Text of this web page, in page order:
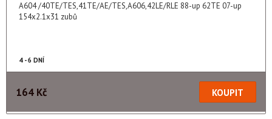
A604 /40TE/TES,41TE/AE/TES,A606,42LE/RLE 88-up 62TE 07-up
154x2.1x31 zubů
4 - 6 DNÍ
164 Kč